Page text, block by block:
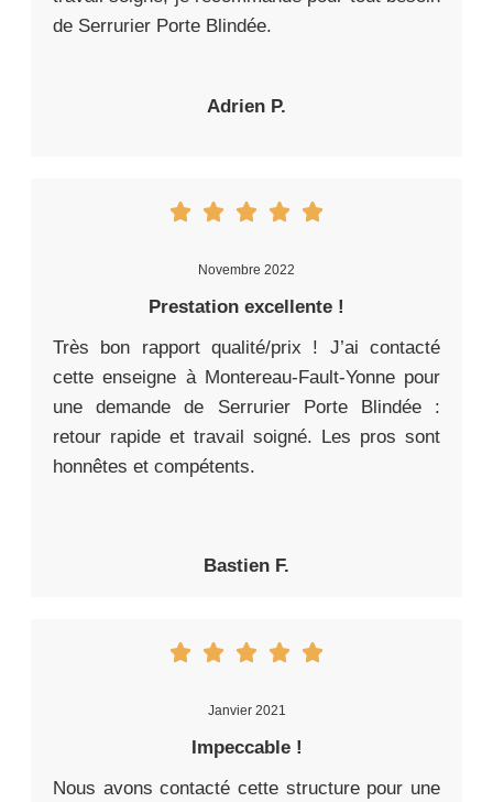
de Serrurier Porte Blindée.
Adrien P.
Novembre 2022
Prestation excellente !
Très bon rapport qualité/prix ! J’ai contacté
cette enseigne à Montereau-Fault-Yonne pour
une demande de Serrurier Porte Blindée :
retour rapide et travail soigné. Les pros sont
honnêtes et compétents.
Bastien F.
Janvier 2021
Impeccable !
Nous avons contacté cette structure pour une